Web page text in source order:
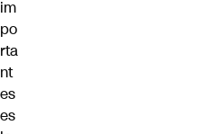
im
po
rta
nt
es
es